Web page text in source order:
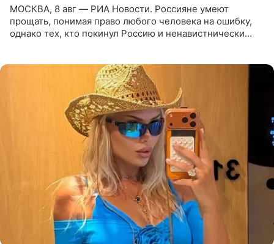
МОСКВА, 8 авг — РИА Новости. Россияне умеют
прощать, понимая право любого человека на ошибку,
однако тех, кто покинул Россию и ненавистнически